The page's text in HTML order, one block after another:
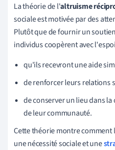
La théorie de l'altruisme
sociale est motivée par des
Plutôt que de fournir un
individus coopèrent avec
qu'ils recevront une aide
de renforcer leurs relations
de conserver un lieu dans
de leur communauté.
Cette théorie montre
une nécessité sociale et une